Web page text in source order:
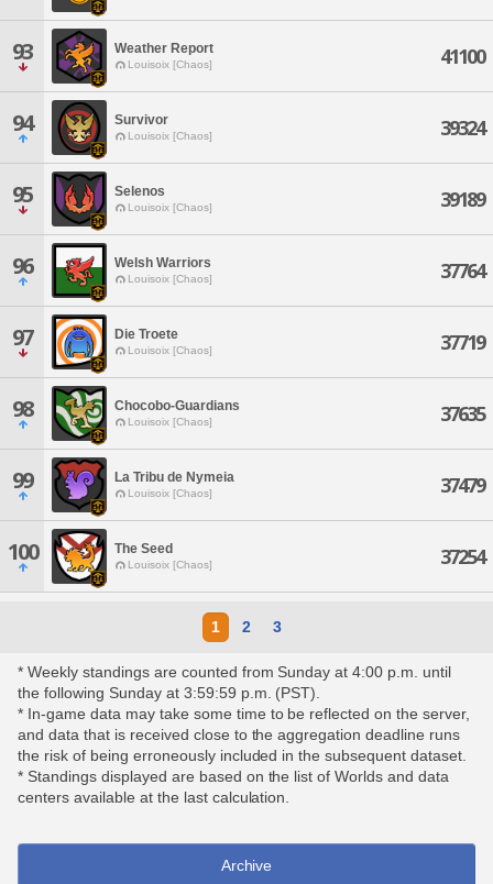
93 Weather Report
Louisoix [Chaos] 41100
94 Survivor
Louisoix [Chaos] 39324
95 Selenos
Louisoix [Chaos] 39189
96 Welsh Warriors
Louisoix [Chaos] 37764
97 Die Troete
Louisoix [Chaos] 37719
98 Chocobo-Guardians
Louisoix [Chaos] 37635
99 La Tribu de Nymeia
Louisoix [Chaos] 37479
100 The Seed
Louisoix [Chaos] 37254
1 2 3
* Weekly standings are counted from Sunday at 4:00 p.m. until
the following Sunday at 3:59:59 p.m. (PST).
* In-game data may take some time to be reflected on the server,
and data that is received close to the aggregation deadline runs
the risk of being erroneously included in the subsequent dataset.
* Standings displayed are based on the list of Worlds and data
centers available at the last calculation.
Archive